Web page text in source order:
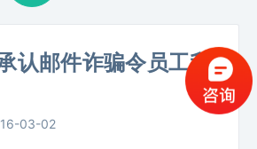
认邮件诈骗令员工利
03-02